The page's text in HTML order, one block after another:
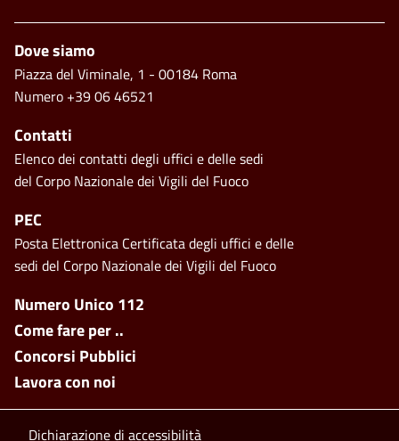
Footer side menu
Numero Unico 112
Come fare per ..
Concorsi Pubblici
Lavora con noi
Footer
Dove siamo
Piazza del Viminale, 1 - 00184 Roma
Numero +39 06 46521
Contatti
Elenco dei contatti degli uffici e delle sedi
del Corpo Nazionale dei Vigili del Fuoco
PEC
Posta Elettronica Certificata degli uffici e delle
sedi del Corpo Nazionale dei Vigili del Fuoco
Dichiarazione di accessibilità